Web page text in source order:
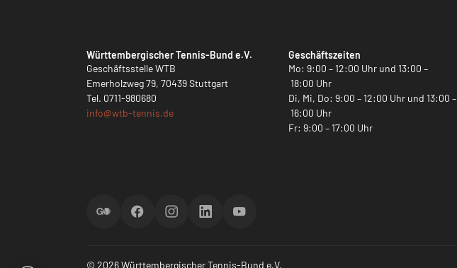
Württembergischer Tennis-Bund e.V.
Geschäftsstelle WTB
Emerholzweg 79, 70439 Stuttgart
Tel. 0711-980680
info@wtb-tennis.de
Geschäftszeiten
Mo: 9:00 – 12:00 Uhr und 13:00 –
18:00 Uhr
Di, Mi, Do: 9:00 – 12:00 Uhr und 13:00 –
16:00 Uhr
Fr: 9:00 – 17:00 Uhr
ScoreGOFacebookInstagramLinkedInYouTube
© 2026 Württembergischer Tennis-Bund e.V.